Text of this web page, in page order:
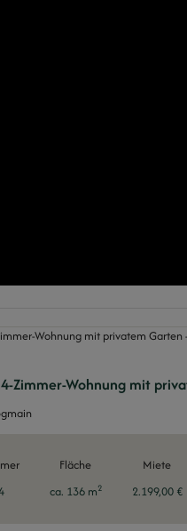
Fläche
ca. 136 m2
Miete
2.199,00 €